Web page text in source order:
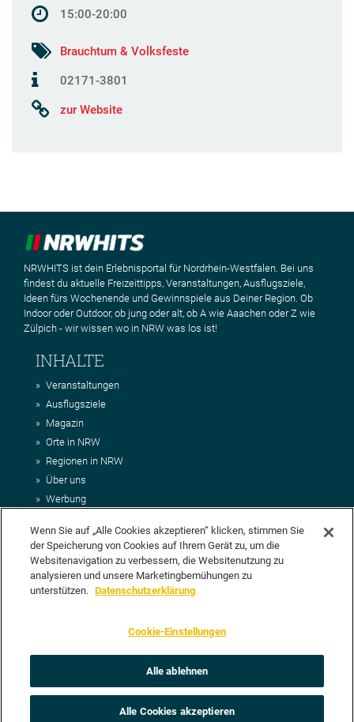
15:00-20:00
Brauchtum & Volksfeste
02171-3801
zur Website
NRWHITS ist dein Erlebnisportal für Nordrhein-Westfalen. Bei uns
findest du aktuelle Freizeittipps, Veranstaltungen, Ausflugsziele,
Ideen fürs Wochenende und Gewinnspiele aus Deiner Region. Ob
Indoor oder Outdoor, ob jung oder alt, ob A wie Aaachen oder Z wie
Zülpich - wir wissen wo in NRW was los ist!
INHALTE
Veranstaltungen
Ausflugsziele
Magazin
Orte in NRW
Regionen in NRW
Über uns
Werbung
Impressum
AGB
Datenschutz
DEIN VORSCHLAG FÜR NRWHITS
vorschlagen? Klasse, dann nutze doch einfach
Unsere Redaktion wird Deinen Vorschlag dann so schnell wie
Wenn Sie auf „Alle Cookies akzeptieren“ klicken, stimmen Sie
der Speicherung von Cookies auf Ihrem Gerät zu, um die
Websitenavigation zu verbessern, die Websitenutzung zu
analysieren und unsere Marketingbemühungen zu
unterstützen. Datenschutzerklärung
Cookie-Einstellungen
Alle ablehnen
Alle Cookies akzeptieren